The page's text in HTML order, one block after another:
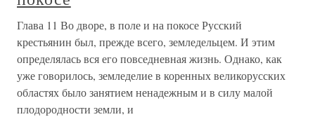
Глава 11 Во дворе, в поле и на покосе Русский
крестьянин был, прежде всего, земледельцем. И этим
определялась вся его повседневная жизнь. Однако, как
уже говорилось, земледелие в коренных великорусских
областях было занятием ненадежным и в силу малой
плодородности земли, и